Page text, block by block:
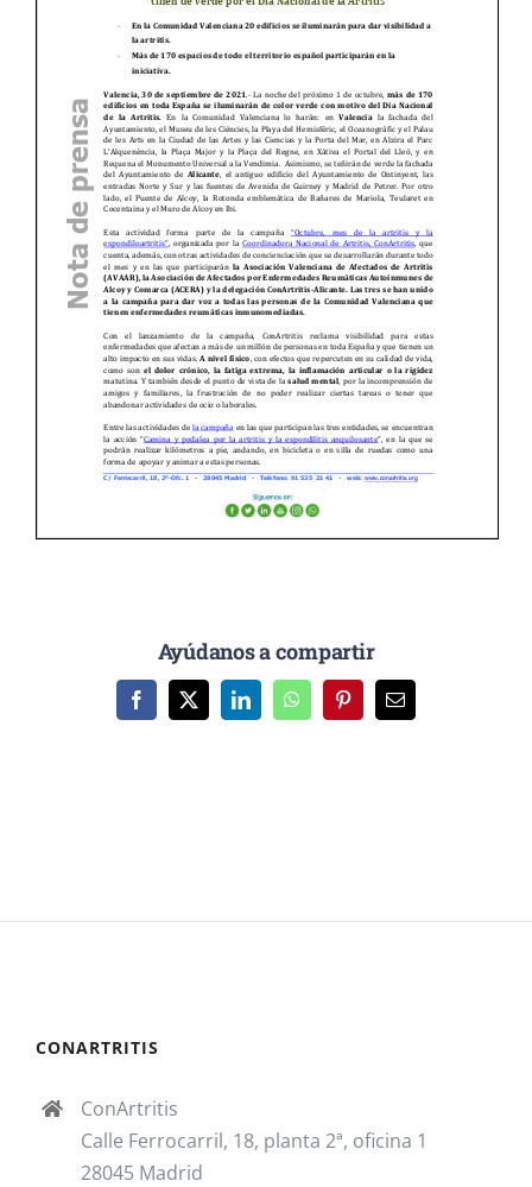
Ayúdanos a compartir
Facebook
X LinkedInWhatsAppPinterestCorreo
electrónico
CONARTRITIS
ConArtritis
Calle Ferrocarril, 18, planta 2ª, oficina 1
28045 Madrid